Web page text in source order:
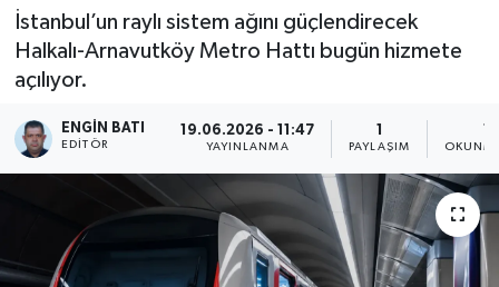
İstanbul’un raylı sistem ağını güçlendirecek
Halkalı-Arnavutköy Metro Hattı bugün hizmete
açılıyor.
ENGIN BATI
EDITÖR
19.06.2026 - 11:47
YAYINLANMA PAYLAŞIM